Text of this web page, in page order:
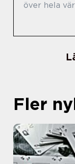
över hela
Fler